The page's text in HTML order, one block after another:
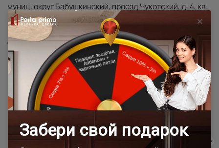
муниц. округ Бабушкинский, проезд Чукотский, д. 4, кв.
5
ИНН: 771672478450
ОГРНИП: 324774600786405 от 20.11.2024
р/с: 40802810438000506235
ПАО Сбербанк г. Москва
к/с: 30101810400000000225
БИК: 044525225